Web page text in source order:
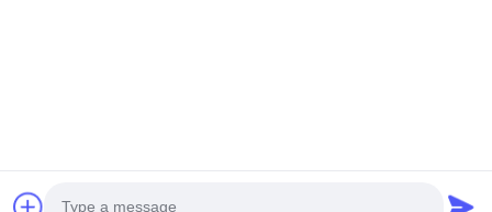
Copyright © 2021-2026 Dongguan Osmanuv Machinery Equipment Co., Ltd.